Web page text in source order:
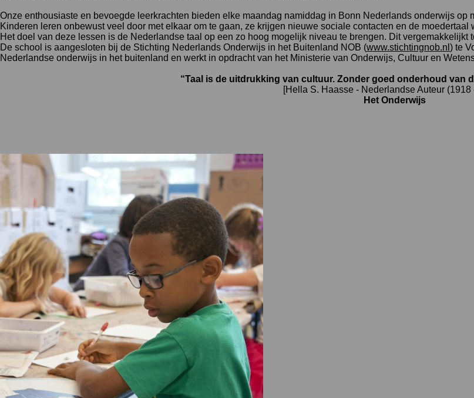
Onze enthousiaste en bevoegde leerkrachten bieden elke maandag namiddag in Bonn Nederlands onderwijs op
Kinderen leren onbewust veel door met elkaar om te gaan, ze krijgen nieuwe sociale contacten en de moedertaal
Het doel van deze lessen is de Nederlandse taal op een zo hoog mogelijk niveau te brengen. Dit
De school is aangesloten bij de Stichting Nederlands Onderwijs in het Buitenland NOB (www.stichtingnob.nl ) te
Nederlandse onderwijs in het buitenland en werkt in opdracht van het Ministerie van Onderwijs, Cultuur en
“Taal is de uitdrukking van cultuur. Zonder goed onderhoud van
[Hella S. Haasse - Nederlandse Auteur (1918
Het Onderwijs